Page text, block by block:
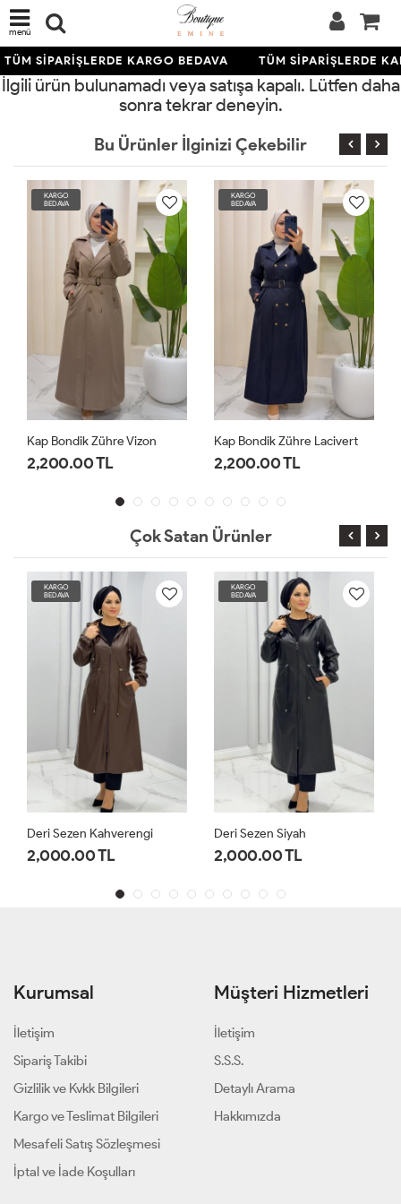
menü
TÜM SİPARİŞLERDE KARGO BEDAVA TÜM SİPARİŞLERDE
İlgili ürün bulunamadı veya satışa kapalı. Lütfen daha
sonra tekrar deneyin.
Bu Ürünler İlginizi Çekebilir
KARGO
BEDAVA
Kap Bondik Zühre Vizon
2,200.00 TL
KARGO
BEDAVA
Kap Bondik Zühre Lacivert
2,200.00 TL
Çok Satan Ürünler
KARGO
BEDAVA
Deri Sezen Kahverengi
2,000.00 TL
KARGO
BEDAVA
Deri Sezen Siyah
2,000.00 TL
Kurumsal
İletişim
Sipariş Takibi
Gizlilik ve Kvkk Bilgileri
Kargo ve Teslimat Bilgileri
Mesafeli Satış Sözleşmesi
İptal ve İade Koşulları
Müşteri Hizmetleri
İletişim
S.S.S.
Detaylı Arama
Hakkımızda